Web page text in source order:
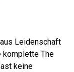
Leidenschaft
komplette The
keine